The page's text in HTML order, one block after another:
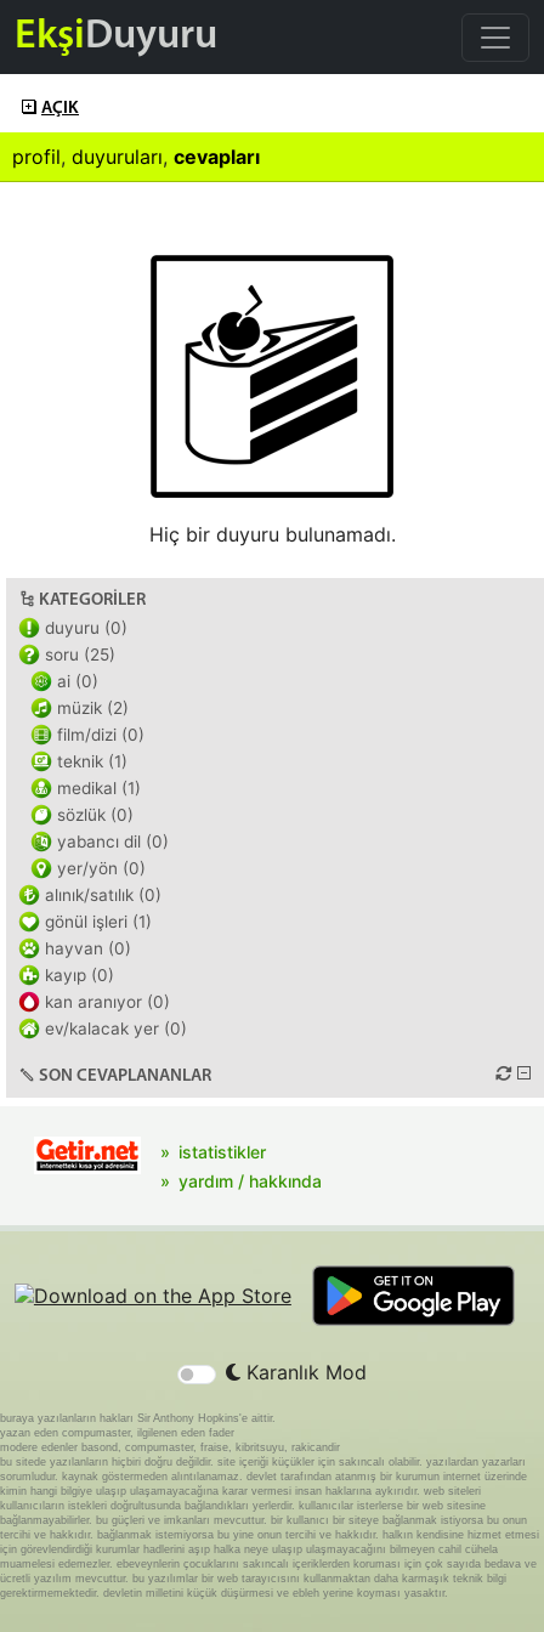
EkşiDuyuru
AÇIK
profil, duyuruları, cevapları
Hiç bir duyuru bulunamadı.
KATEGORILER
duyuru (0)
soru (25)
ai (0)
müzik (2)
film/dizi (0)
teknik (1)
medikal (1)
sözlük (0)
yabancı dil (0)
yer/yön (0)
alınık/satılık (0)
gönül işleri (1)
hayvan (0)
kayıp (0)
kan aranıyor (0)
ev/kalacak yer (0)
SON CEVAPLANANLAR
istatistikler
yardım / hakkında
Karanlık Mod
buraya yazılanların hakları Sir Anthony Hopkins'e aittir.
yazan eden compumaster, ilgilenen eden fader
modere edenler basond, compumaster, fraise, kibritsuyu, rakicandir
bu sitede yazılanların hiçbiri doğru değildir. site içeriği küçükler için sakıncalı olabilir. yazılardan yazarları
sorumludur. kaynak göstermeden alıntılanamaz. devlet tarafından atanmış bir kurumun internet üzerinde
kimin hangi bilgiye ulaşıp ulaşamayacağına karar vermesi insan haklarına aykırıdır. web siteleri
kullanıcıların istekleri doğrultusunda bağlandıkları yerlerdir. kullanıcılar isterlerse bir web sitesine
bağlanmayabilirler. bu güçleri ve imkanları mevcuttur. bir kullanıcı bir siteye bağlanmak istiyorsa bu onun
tercihi ve hakkıdır. bağlanmak istemiyorsa bu yine onun tercihi ve hakkıdır. halkın kendisine hizmet etmesi
için görevlendirdiği kurumlar hadlerini aşıp halka neye ulaşıp ulaşmayacağını bilmeyen cahil cühela
muamelesi edemezler. ebeveynlerin çocuklarını sakıncalı içeriklerden koruması için çok sayıda bedava ve
ücretli yazılım mevcuttur. bu yazılımlar bir web tarayıcısını kullanmaktan daha karmaşık teknik bilgi
gerektirmemektedir. devletin milletini küçük düşürmesi ve ebleh yerine koyması yasaktır.